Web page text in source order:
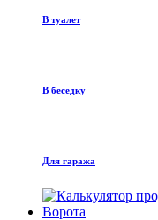
В туалет
В беседку
Для гаража
Ворота